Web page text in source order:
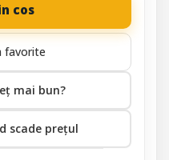
cos
mai bun?
scade prețul